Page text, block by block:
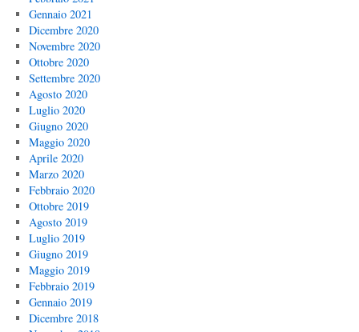
Gennaio 2021
Dicembre 2020
Novembre 2020
Ottobre 2020
Settembre 2020
Agosto 2020
Luglio 2020
Giugno 2020
Maggio 2020
Aprile 2020
Marzo 2020
Febbraio 2020
Ottobre 2019
Agosto 2019
Luglio 2019
Giugno 2019
Maggio 2019
Febbraio 2019
Gennaio 2019
Dicembre 2018